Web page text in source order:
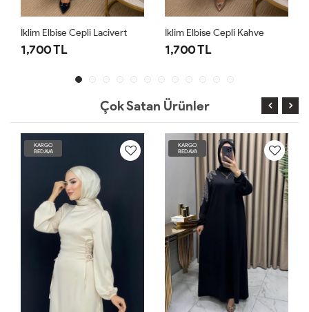
İklim Elbise Cepli Lacivert
1,700 TL
İklim Elbise Cepli Kahve
1,700 TL
Çok Satan Ürünler
KARGO
BEDAVA
KARGO
BEDAVA